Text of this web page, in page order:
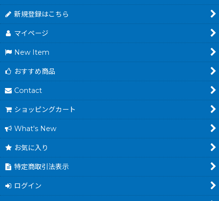
新規登録はこちら
マイページ
New Item
おすすめ商品
Contact
ショッピングカート
What's New
お気に入り
特定商取引法表示
ログイン